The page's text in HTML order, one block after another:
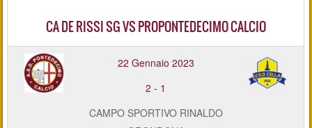
CA DE RISSI SG VS PROPONTEDECIMO CALCIO
22 Gennaio 2023
2 - 1
CAMPO SPORTIVO RINALDO